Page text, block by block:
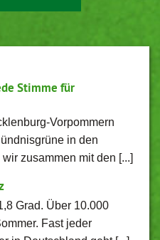
Stimme für
Vorpommern
in den
zusammen mit den [...]
Grad. Über 10.000
Fast jeder